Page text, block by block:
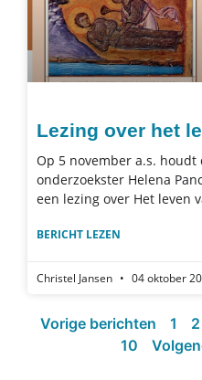
Lezing over het
Op 5 november a.s. houdt
onderzoekster Helena
een lezing over Het leven
BERICHT LEZEN
Christel Jansen 04 oktober
Vorige berichten 1 2
10